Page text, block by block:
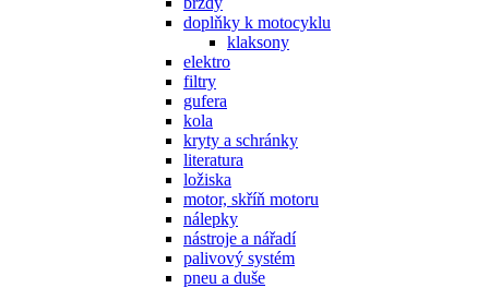
doplňky k motocyklu
klaksony
elektro
filtry
gufera
kola
kryty a schránky
literatura
ložiska
motor, skříň motoru
nálepky
nástroje a nářadí
palivový systém
pneu a duše